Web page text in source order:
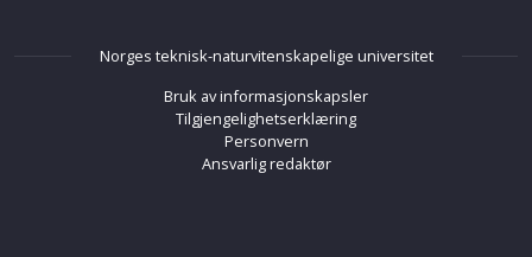
Norges teknisk-naturvitenskapelige universitet
Bruk av informasjonskapsler
Tilgjengelighetserklæring
Personvern
Ansvarlig redaktør